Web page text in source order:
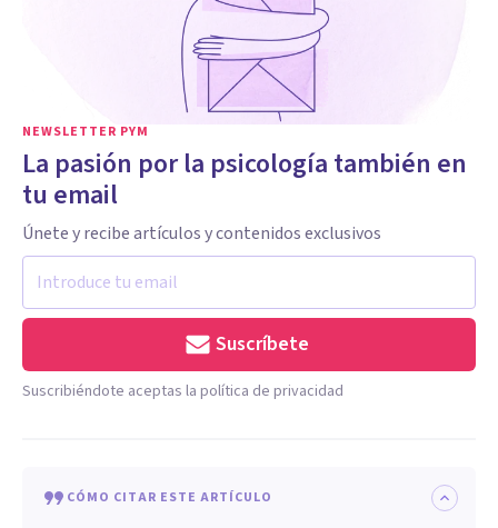
NEWSLETTER PYM
La pasión por la psicología también en
tu email
Únete y recibe artículos y contenidos exclusivos
Suscríbete
Suscribiéndote aceptas la política de privacidad
CÓMO CITAR ESTE ARTÍCULO